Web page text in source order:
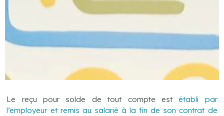
Le reçu pour solde de tout compte estétabli par
l’employeur et remis au salarié à la fin de son contrat de